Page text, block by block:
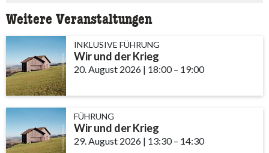
Weitere Veranstaltungen
INKLUSIVE FÜHRUNG
Wir und der Krieg
20. August 2026 | 18:00accessibility.time_to
– 19:00
FÜHRUNG
Wir und der Krieg
29. August 2026 | 13:30accessibility.time_to
– 14:30